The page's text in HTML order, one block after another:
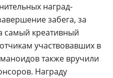
наград-
забега, за
самый креативный
участвовавших в
также вручили
Награду